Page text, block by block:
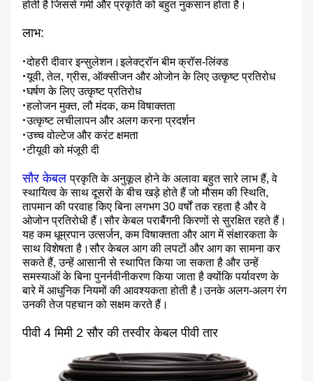
होती है जिससे गर्मी और प्रकृति को बहुत नुकसान होता है।
लाभ:
·दोहरी दीवार इन्सुलेशन।इलेक्ट्रॉन बीम क्रॉस-लिंक्ड
·यूवी, तेल, ग्रीस, ऑक्सीजन और ओजोन के लिए उत्कृष्ट प्रतिरोध
·घर्षण के लिए उत्कृष्ट प्रतिरोध
·हलोजन मुक्त, लौ मंदक, कम विषाक्तता
·उत्कृष्ट लचीलापन और अलग करना प्रदर्शन
·उच्च वोल्टेज और करंट क्षमता
·टीयूवी को मंजूरी दी
सौर केबल प्रकृति के अनुकूल होने के अलावा बहुत सारे लाभ हैं, वे
स्थायित्व के साथ दूसरों के बीच खड़े होते हैं जो मौसम की स्थिति,
तापमान की परवाह किए बिना लगभग 30 वर्षों तक रहता है और वे
ओजोन प्रतिरोधी हैं।सौर केबल पराबैंगनी किरणों से सुरक्षित रहते हैं।
यह कम धूम्रपान उत्सर्जन, कम विषाक्तता और आग में संक्षारकता के
साथ विशेषता है।सौर केबल आग की लपटों और आग का सामना कर
सकते हैं, उन्हें आसानी से स्थापित किया जा सकता है और उन्हें
समस्याओं के बिना पुनर्नवीनीकरण किया जाता है क्योंकि पर्यावरण के
बारे में आधुनिक नियमों की आवश्यकता होती है।उनके अलग-अलग रंग
उनकी तेज पहचान को सक्षम करते हैं।
पीवी 4 मिमी 2 सौर की तस्वीर केबल पीवी तार